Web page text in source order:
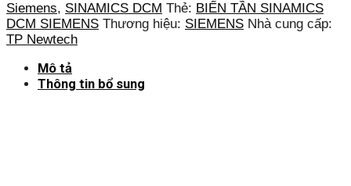
Siemens, SINAMICS DCM Thẻ: BIẾN TẦN SINAMICS
DCM SIEMENS Thương hiệu: SIEMENS Nhà cung cấp:
TP Newtech
Mô tả
Thông tin bổ sung